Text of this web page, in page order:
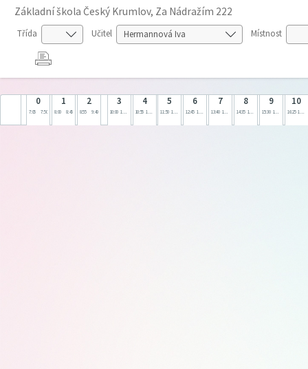
Základní škola Český Krumlov, Za Nádražím 222
Třída Učitel Místnost
0
7:05 7:50
1
8:00 8:45
2
8:55 9:40
3
10:00 10:45
4
10:55 11:40
5
11:50 12:35
6
12:45 13:30
7
13:40 14:25
8
14:35 15:20
9
15:30 16:15
10
16:25 17:10